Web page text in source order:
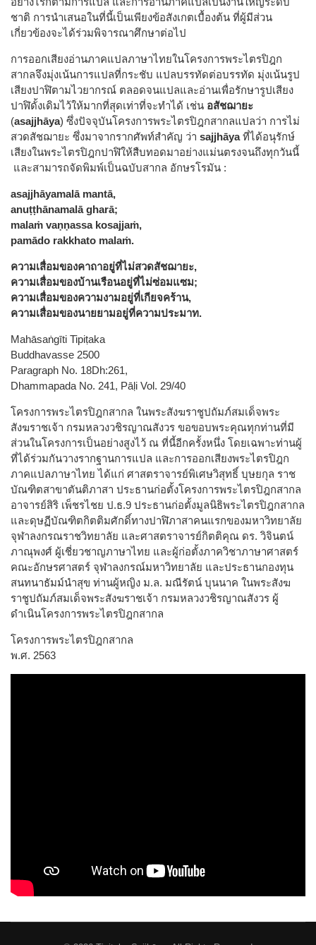
ชาติ การนำเสนอในที่นี้เป็นเพียงข้อสังเกตเบื้องต้น ที่ผู้มีส่วน
เกี่ยวข้องจะได้ร่วมพิจารณาศึกษาต่อไป
การออกเสียงอ่านภาคแปลภาษาไทยในโครงการพระไตรปิฎก
สากลจึงมุ่งเน้นการแปลที่กระชับ แปลบรรทัดต่อบรรทัด มุ่งเน้นรูป
เสียงปาฬิตามไวยากรณ์ ตลอดจนแปลและอ่านเพื่อรักษารูปเสียง
ปาฬิดั้งเดิมไว้ให้มากที่สุดเท่าที่จะทำได้ เช่น อสัชฌายะ
(asajjhāya) ซึ่งปัจจุบันโครงการพระไตรปิฎกสากลแปลว่า การไม่
สวดสัชฌายะ ซึ่งมาจากรากศัพท์สำคัญ ว่า sajjhāyaที่ได้อนุรักษ์
เสียงในพระไตรปิฎกปาฬิให้สืบทอดมาอย่างแม่นตรงจนถึงทุกวันนี้
และสามารถจัดพิมพ์เป็นฉบับสากล อักษรโรมัน :
asajjhāyamalā mantā,
anuṭṭhānamalā gharā;
malaṁ vaṇṇassa kosajjaṁ,
pamādo rakkhato malaṁ.
ความเสื่อมของคาถาอยู่ที่ไม่สวดสัชฌายะ,
ความเสื่อมของบ้านเรือนอยู่ที่ไม่ซ่อมแซม;
ความเสื่อมของความงามอยู่ที่เกียจคร้าน,
ความเสื่อมของนายยามอยู่ที่ความประมาท.
Mahāsaṅgīti Tipiṭaka
Buddhavasse 2500
Paragraph No. 18Dh:261,
Dhammapada No. 241, Pāḷi Vol. 29/40
โครงการพระไตรปิฎกสากล ในพระสังฆราชูปถัมภ์สมเด็จพระ
สังฆราชเจ้า กรมหลวงวชิรญาณสังวร ขอขอบพระคุณทุกท่านที่มี
ส่วนในโครงการเป็นอย่างสูงไว้ ณ ที่นี้อีกครั้งหนึ่ง โดยเฉพาะท่านผู้
ที่ได้ร่วมกันวางรากฐานการแปล และการออกเสียงพระไตรปิฎก
ภาคแปลภาษาไทย ได้แก่ ศาสตราจารย์พิเศษวิสุทธิ์ บุษยกุล ราช
บัณฑิตสาขาตันติภาสา ประธานก่อตั้งโครงการพระไตรปิฎกสากล
อาจารย์สิริ เพ็ชรไชย ป.ธ.9 ประธานก่อตั้งมูลนิธิพระไตรปิฎกสากล
และดุษฏีบัณฑิตกิตติมศักดิ์ทางปาฬิภาสาคนแรกของมหาวิทยาลัย
จุฬาลงกรณราชวิทยาลัย และศาสตราจารย์กิตติคุณ ดร. วิจินตน์
ภาณุพงศ์ ผู้เชี่ยวชาญภาษาไทย และผู้ก่อตั้งภาควิชาภาษาศาสตร์
คณะอักษรศาสตร์ จุฬาลงกรณ์มหาวิทยาลัย และประธานกองทุน
สนทนาธัมม์นำสุข ท่านผู้หญิง ม.ล. มณีรัตน์ บุนนาค ในพระสังฆ
ราชูปถัมภ์สมเด็จพระสังฆราชเจ้า กรมหลวงวชิรญาณสังวร ผู้
ดำเนินโครงการพระไตรปิฎกสากล
โครงการพระไตรปิฎกสากล
พ.ศ. 2563